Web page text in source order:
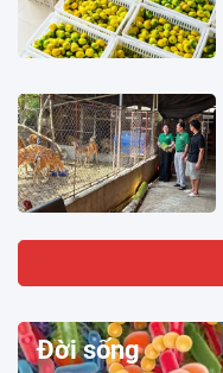
Đời sống